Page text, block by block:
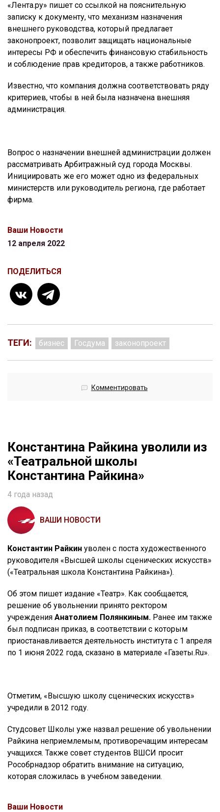
«Лента.ру» пишет со ссылкой на пояснительную
записку к документу, что механизм назначения
внешнего руководства, который предлагает
законопроект, позволит защищать национальные
интересы РФ и обеспечить финансовую стабильность
и соблюдение прав кредиторов, а также работников.
Известно, что компания должна соответствовать ряду
критериев, чтобы в ней была назначена внешняя
администрация.
Вопрос о назначении внешней администрации должен
рассматривать Арбитражный суд города Москвы.
Инициировать же его может одно из федеральных
министерств или руководитель региона, где работает
фирма.
Ваши Новости
12 апреля 2022
ПОДЕЛИТЬСЯ
ТЕГИ: бизнес Госдума законопроект
Комментировать
Константина Райкина уволили из
«Театральной школы
Константина Райкина»
4 года назад
ВАШИ НОВОСТИ
Константин Райкин уволен с поста художественного
руководителя «Высшей школы сценических искусств»
(«Театральная школа Константина Райкина»).
Об этом пишет издание «Театр». Как сообщается,
решение об увольнении принято ректором
учреждения Анатолием Полянкиным. Ранее им также
был подписан приказ, в соответствии с которым
приостанавливается деятельность института с 1 апреля
по 1 июня 2022 года, сказано в материале «Газеты.Ru».
Отметим, «Высшую школу сценических искусств»
учредили в 2012 году.
Студсовет Школы уже назвал решение об увольнении
Райкина неприемлемым, противоречащим интересам
учащихся. Также совет студентов ВШСИ просит
Рособрнадзор обратить внимание на ситуацию,
которая сложилась в учебном заведении.
Ваши Новости